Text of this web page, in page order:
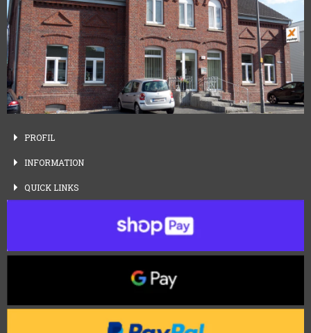
PROFIL
INFORMATION
QUICK LINKS